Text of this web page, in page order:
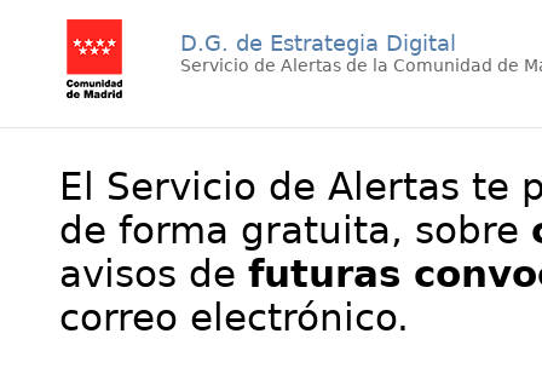
D.G. de Estrategia Digital
Servicio de Alertas de la Comunidad de
El Servicio de Alertas te
de forma gratuita, sobre
avisos de futuras
correo electrónico.